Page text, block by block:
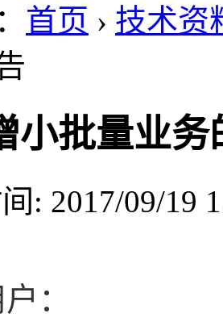
首页 › 技术资
小批量业务
: 2017/09/19
：